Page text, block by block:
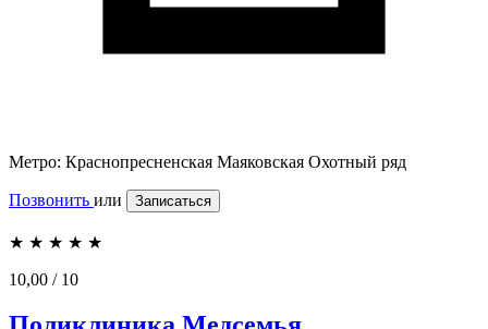
Метро: Краснопресненская Маяковская Охотный ряд
Позвонить или Записаться
★ ★ ★ ★ ★
10,00 / 10